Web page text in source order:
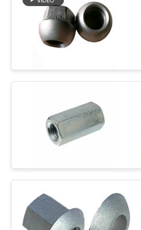
HARITASI
GIZLILIK
POLITIKASI